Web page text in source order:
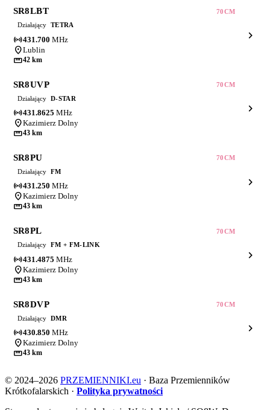
SR8LBT
70CM
Działający
TETRA
sensors431.700 MHz
location_onLublin
straighten42 km
chevron_right
SR8UVP
70CM
Działający
D-STAR
sensors431.8625 MHz
location_onKazimierz Dolny
straighten43 km
chevron_right
SR8PU
70CM
Działający
FM
sensors431.250 MHz
location_onKazimierz Dolny
straighten43 km
chevron_right
SR8PL
70CM
Działający
FM + FM-LINK
sensors431.4875 MHz
location_onKazimierz Dolny
straighten43 km
chevron_right
SR8DVP
70CM
Działający
DMR
sensors430.850 MHz
location_onKazimierz Dolny
straighten43 km
chevron_right
© 2024–2026 PRZEMIENNIKI.eu · Baza Przemienników
Krótkofalarskich · Polityka prywatności